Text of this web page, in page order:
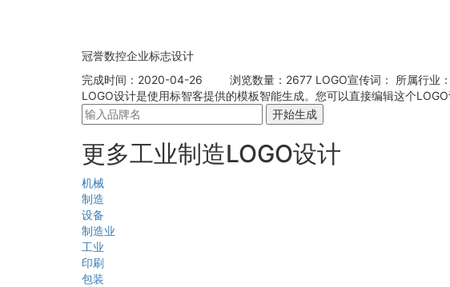
冠誉数控企业标志设计
完成时间：2020-04-26
浏览数量：2677 LOGO宣传词： 所属行业：
LOGO设计是使用标智客提供的模板智能生成。您可以直接编辑这个
开始生成
更多工业制造LOGO设计
机械
制造
设备
制造业
工业
印刷
包装